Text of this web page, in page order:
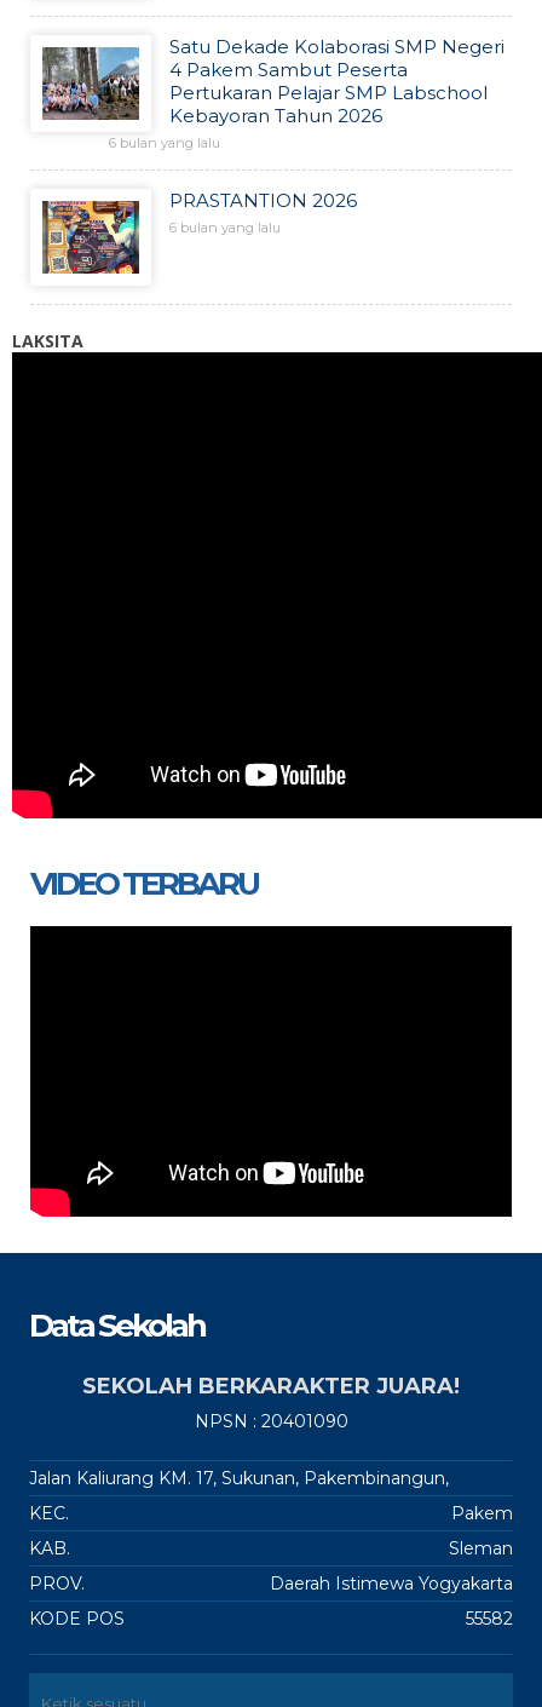
Satu Dekade Kolaborasi SMP Negeri
4 Pakem Sambut Peserta
Pertukaran Pelajar SMP Labschool
Kebayoran Tahun 2026
6 bulan yang lalu
PRASTANTION 2026
6 bulan yang lalu
LAKSITA
VIDEO TERBARU
Data Sekolah
SEKOLAH BERKARAKTER JUARA!
NPSN : 20401090
Jalan Kaliurang KM. 17, Sukunan, Pakembinangun,
KEC.
Pakem
KAB.
Sleman
PROV.
Daerah Istimewa Yogyakarta
KODE POS
55582